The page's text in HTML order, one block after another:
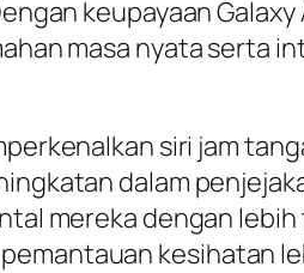
keupayaan
masa nyata serta
siri jam
dalam
mereka dengan
kesihatan